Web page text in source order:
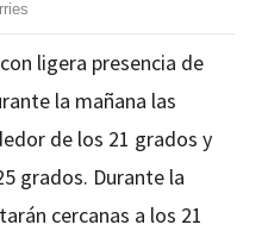
ligera presencia de
la mañana las
de los 21 grados y
grados. Durante la
cercanas a los 21